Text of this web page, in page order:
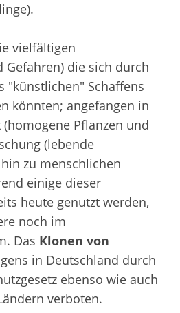
vielfältigen
Gefahren) die sich durch
"künstlichen" Schaffens
könnten; angefangen in
Pflanzen und
(lebende
zu menschlichen
einige dieser
heute genutzt werden,
noch im
Das Klonen von
in Deutschland durch
ebenso wie auch
verboten.